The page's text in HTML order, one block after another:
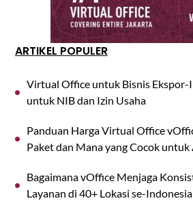
ARTIKEL POPULER
Virtual Office untuk Bisnis Ekspor-
untuk NIB dan Izin Usaha
Panduan Harga Virtual Office
Paket dan Mana yang Cocok untuk
Bagaimana vOffice Menjaga
Layanan di 40+ Lokasi se-Indonesia